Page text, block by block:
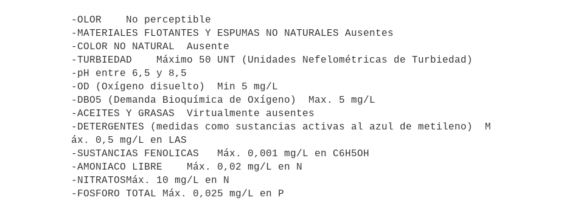
-OLOR    No perceptible
-MATERIALES FLOTANTES Y ESPUMAS NO NATURALES Ausentes
-COLOR NO NATURAL  Ausente
-TURBIEDAD    Máximo 50 UNT (Unidades Nefelométricas de Turbiedad)
-pH entre 6,5 y 8,5
-OD (Oxígeno disuelto)  Min 5 mg/L
-DBO5 (Demanda Bioquímica de Oxígeno)  Max. 5 mg/L
-ACEITES Y GRASAS  Virtualmente ausentes
-DETERGENTES (medidas como sustancias activas al azul de metileno)  M
áx. 0,5 mg/L en LAS
-SUSTANCIAS FENOLICAS   Máx. 0,001 mg/L en C6H5OH
-AMONIACO LIBRE    Máx. 0,02 mg/L en N
-NITRATOSMáx. 10 mg/L en N
-FOSFORO TOTAL Máx. 0,025 mg/L en P